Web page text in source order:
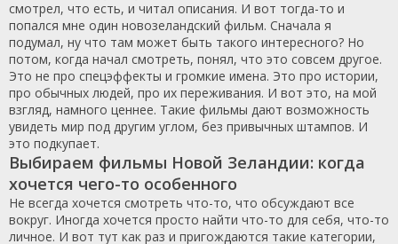
смотрел, что есть, и читал описания. И вот тогда-то и
попался мне один новозеландский фильм. Сначала я
подумал, ну что там может быть такого интересного? Но
потом, когда начал смотреть, понял, что это совсем другое.
Это не про спецэффекты и громкие имена. Это про истории,
про обычных людей, про их переживания. И вот это, на мой
взгляд, намного ценнее. Такие фильмы дают возможность
увидеть мир под другим углом, без привычных штампов. И
это подкупает.
Выбираем фильмы Новой Зеландии: когда
хочется чего-то особенного
Не всегда хочется смотреть что-то, что обсуждают все
вокруг. Иногда хочется просто найти что-то для себя, что-то
личное. И вот тут как раз и пригождаются такие категории,